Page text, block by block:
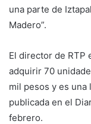
una parte de
Madero”.
El director de RTP
adquirir 70
mil pesos y es
publicada en el
febrero.